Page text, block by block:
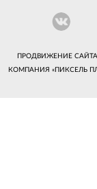
ПРОДВИЖЕНИЕ
КОМПАНИЯ « ПИКСЕЛЬ